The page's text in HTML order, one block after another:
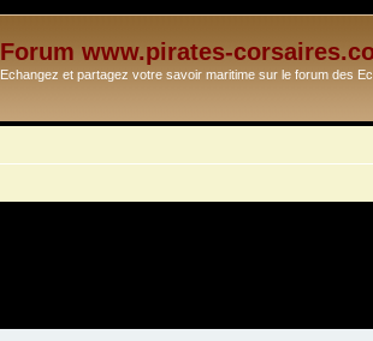
Forum www.pirates-
Echangez et partagez votre savoir maritime sur le forum des